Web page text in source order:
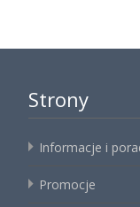
Strony
Informacje i
Promocje